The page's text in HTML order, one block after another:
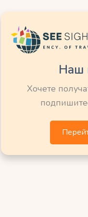
игры.
Hotel
условия для
Наш
Хочете